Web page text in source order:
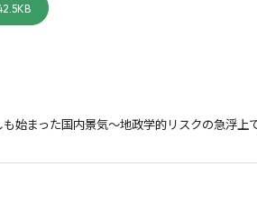
始まった国内景気～地政学的リスクの急浮上